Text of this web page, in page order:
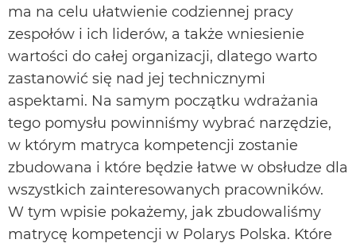
ma na celu ułatwienie codziennej pracy
zespołów i ich liderów, a także wniesienie
wartości do całej organizacji, dlatego warto
zastanowić się nad jej technicznymi
aspektami. Na samym początku wdrażania
tego pomysłu powinniśmy wybrać narzędzie,
w którym matryca kompetencji zostanie
zbudowana i które będzie łatwe w obsłudze dla
wszystkich zainteresowanych pracowników.
W tym wpisie pokażemy, jak zbudowaliśmy
matrycę kompetencji w Polarys Polska. Które